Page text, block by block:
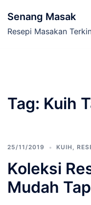
content
Senang Masak
Resepi Masakan
Tag: Kuih
25/11/2019 KUIH ,
Koleksi
Mudah